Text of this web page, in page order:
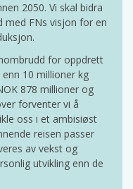
2050. Vi skal bidra
med FNs visjon for en
for oppdrett
10 millioner kg
878 millioner og
forventer vi å
oss i et ambisiøst
reisen passer
av vekst og
utvikling enn de